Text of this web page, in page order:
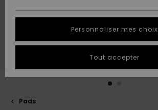
A
Découvrir
A
Découvrir
tailles
conversation
QUIKSILVER
Pads
Personnaliser mes choix
Tout accepter